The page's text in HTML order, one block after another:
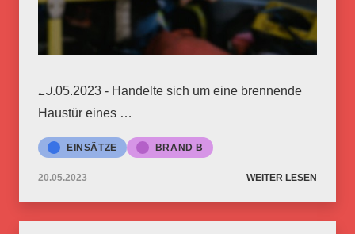
20.05.2023 - Handelte sich um eine brennende
Haustür eines …
EINSÄTZE BRAND B
20.05.2023 WEITER LESEN